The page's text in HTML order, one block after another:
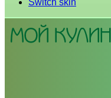
Switch skin